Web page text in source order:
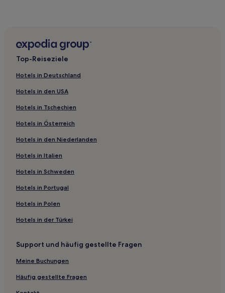
Aparthotels in Agia Pelagia
Ferienwohnungen in Agia Pelagia
Gasthäuser in Gouves
Aparthotels in Gouves
Ferienwohnungen in Gouves
Günstige in Mylopotamos
Günstige in Malevizi
All-Inclusive- in Malevizi
Lgbtqia-Freundliche in Malevizi
Hotels mit Parkplatz in Gazi
Hotels mit inbegriffenem Frühstück in Agia Galini
Hotels mit Parkplatz in Pitsidia
Hotels mit Pool in Palaiokastro
Haustierfreundliche in Archanes-Asterousia
Familien in Archanes-Asterousia
Top-Reiseziele
Hotels in Deutschland
Hotels in den USA
Hotels in Tschechien
Hotels in Österreich
Hotels in den Niederlanden
Hotels in Italien
Hotels in Schweden
Hotels in Portugal
Hotels in Polen
Hotels in der Türkei
Support und häufig gestellte Fragen
Meine Buchungen
Häufig gestellte Fragen